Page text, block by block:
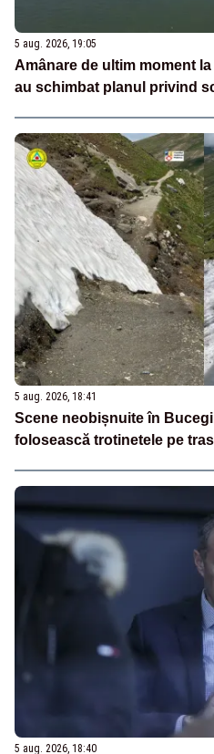
5 aug. 2026, 19:05
Amânare de ultim moment
au schimbat planul privind
5 aug. 2026, 18:41
Scene neobișnuite în
folosească trotinetele pe
5 aug. 2026, 18:40